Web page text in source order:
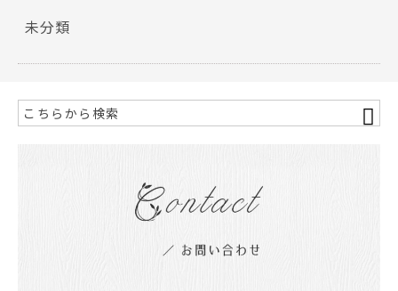
未分類